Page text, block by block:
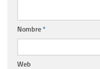
Nombre*
Web